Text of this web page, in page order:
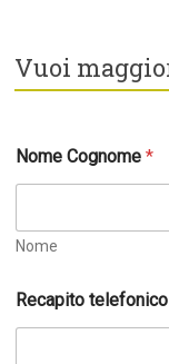
Vuoi
Nome Cognome*
Nome
Recapito